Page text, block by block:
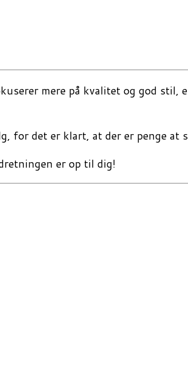
mere på kvalitet og god stil,
for det er klart, at der er penge
er op til dig!